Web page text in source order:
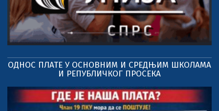
ОДНОС ПЛАТЕ У ОСНОВНИМ И СРЕДЊИМ ШКОЛАМА
И РЕПУБЛИЧКОГ ПРОСЕКА